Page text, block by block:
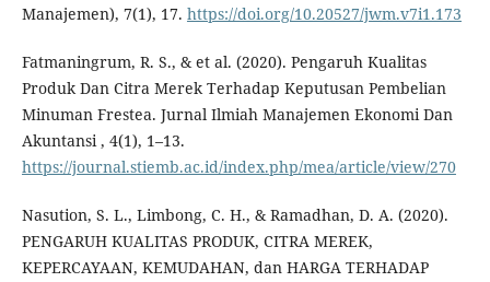
Manajemen), 7(1), 17. https://doi.org/10.20527/jwm.v7i1.173
Fatmaningrum, R. S., & et al. (2020). Pengaruh Kualitas
Produk Dan Citra Merek Terhadap Keputusan Pembelian
Minuman Frestea. Jurnal Ilmiah Manajemen Ekonomi Dan
Akuntansi , 4(1), 1–13.
https://journal.stiemb.ac.id/index.php/mea/article/view/270
Nasution, S. L., Limbong, C. H., & Ramadhan, D. A. (2020).
PENGARUH KUALITAS PRODUK, CITRA MEREK,
KEPERCAYAAN, KEMUDAHAN, dan HARGA TERHADAP